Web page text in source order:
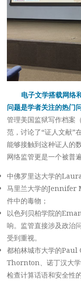
电子文学搭载网络
问题是学者关注的热门
管理美国监狱写作档案
范，讨论了“证人文献”
能够接触到这种证人的
网络监管更是一个被普
中佛罗里达大学的
马里兰大学的Jennifer
件中的毒物；
以色列贝柏学院的
响。监管直接涉及政治
受到重视。
都柏林城市大学的Paul
Thornton、诺丁汉大
检查计算话语和安全性的